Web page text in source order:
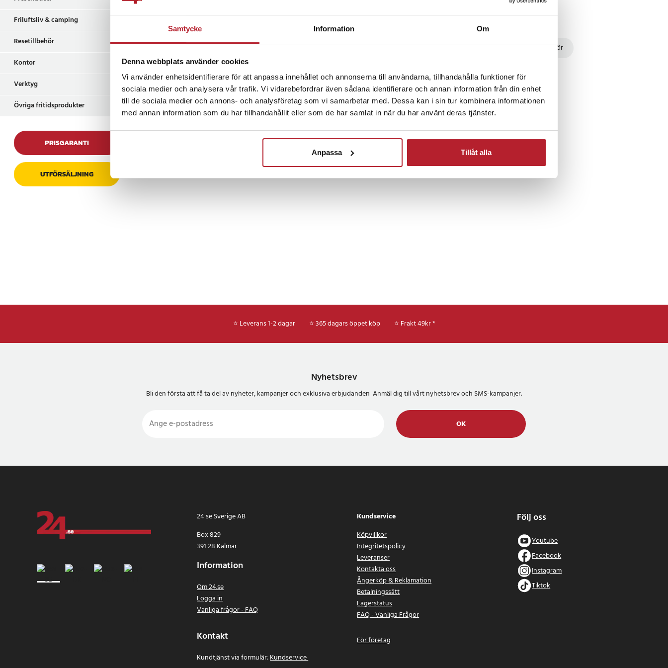
Samtycke Information Om
Denna webbplats använder cookies
Vi använder enhetsidentifierare för att anpassa innehållet och annonserna till användarna, tillhandahålla funktioner för
sociala medier och analysera vår trafik. Vi vidarebefordrar även sådana identifierare och annan information från din enhet
till de sociala medier och annons- och analysföretag som vi samarbetar med. Dessa kan i sin tur kombinera informationen
med annan information som du har tillhandahållit eller som de har samlat in när du har använt deras tjänster.
Anpassa Tillåt alla
Friluftsliv & camping
Resetillbehör
Kontor
Verktyg
Övriga fritidsprodukter
PRISGARANTI
UTFÖRSÄLJNING
hälsosammare och enklare matlagning. Grillen är
utrustad med ett justerbart termostatreglage i fem
handtagen och värmeskyddet undertill kan den
användas säkert direkt på bordet.
Smidig användning och praktiska tillbehör
som gör matlagningen både roligare och mer precis.
Efter användning torkas plattan enkelt av med en
fuktig trasa – droppbrickan samlar upp överskottet för
snabb och smidig rengöring. En pålitlig och rymlig
bordsgrill för både hemmakockar och större sällskap.
Hem & Trädgård Köksprodukter Trädgård & balkong Grillar & pizzatillbehör
Köksapparater Bordsgrillar Grillar
⭐ Leverans 1-2 dagar ⭐ 365 dagars öppet köp ⭐ Frakt 49kr *
Nyhetsbrev
Bli den första att få ta del av nyheter, kampanjer och exklusiva erbjudanden Anmäl dig till vårt nyhetsbrev och SMS-kampanjer.
OK
24 se Sverige AB
Box 829
391 28 Kalmar
Information
Om 24.se
Logga in
Vanliga frågor - FAQ
Kontakt
Kundtjänst via formulär:Kundservice
Kundservice
Köpvillkor
Integritetspolicy
Leveranser
Kontakta oss
Ångerköp & Reklamation
Betalningssätt
Lagerstatus
FAQ - Vanliga Frågor
För företag
Följ oss
Youtube
Facebook
Instagram
Tiktok